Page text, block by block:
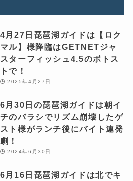
4月27日琵琶湖ガイドは【ロク
マル】様降臨はGETNETジャ
スターフィッシュ4.5のボトス
トで！
2025年4月27日
6月30日の琵琶湖ガイドは朝イ
チのバラシでリズム崩壊したゲ
スト様がランチ後にバイト連発
劇！
2024年6月30日
6月16日琵琶湖ガイドは北でキ